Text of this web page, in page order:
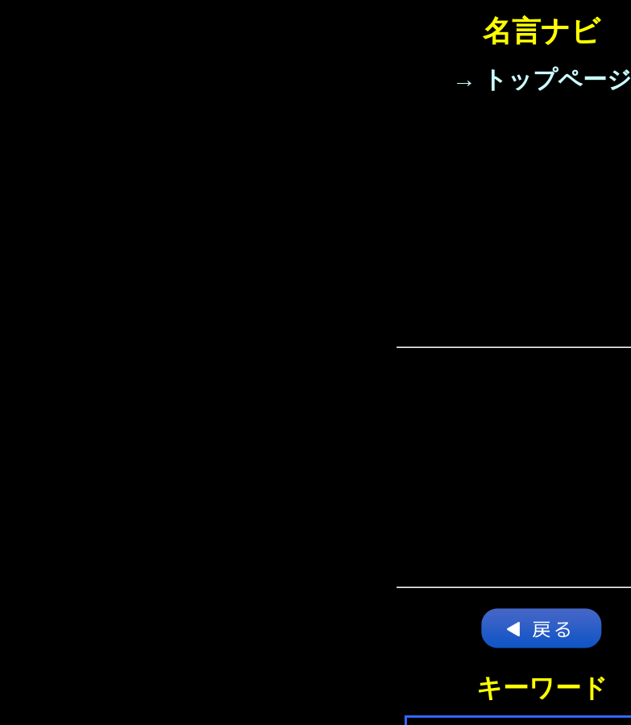
名言ナビ
→ トップページ
キーワード